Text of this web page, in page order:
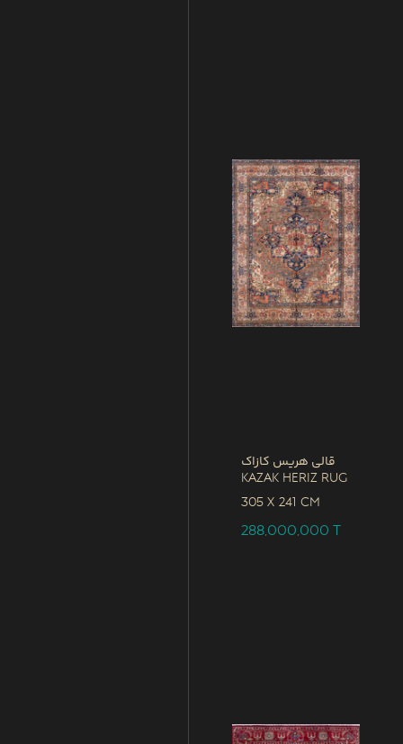
قالی هریس کازاک
Kazak Heriz Rug
305 x 241 CM
288,000,000T